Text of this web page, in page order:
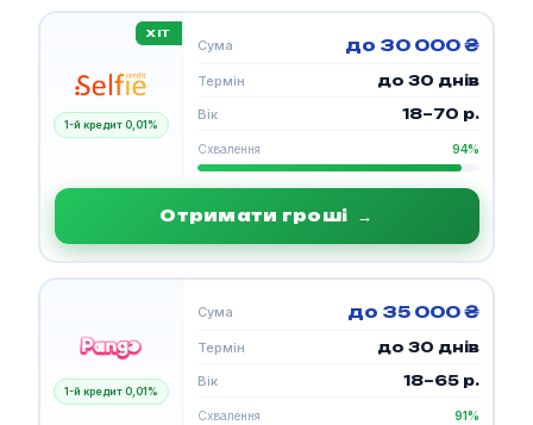
ХІТ
1-й кредит 0,01%
Сума до 30 000 ₴
Термін до 30 днів
Вік 18–70 р.
Схвалення 94%
Отримати гроші →
1-й кредит 0,01%
Сума до 35 000 ₴
Термін до 30 днів
Вік 18–65 р.
Схвалення 91%